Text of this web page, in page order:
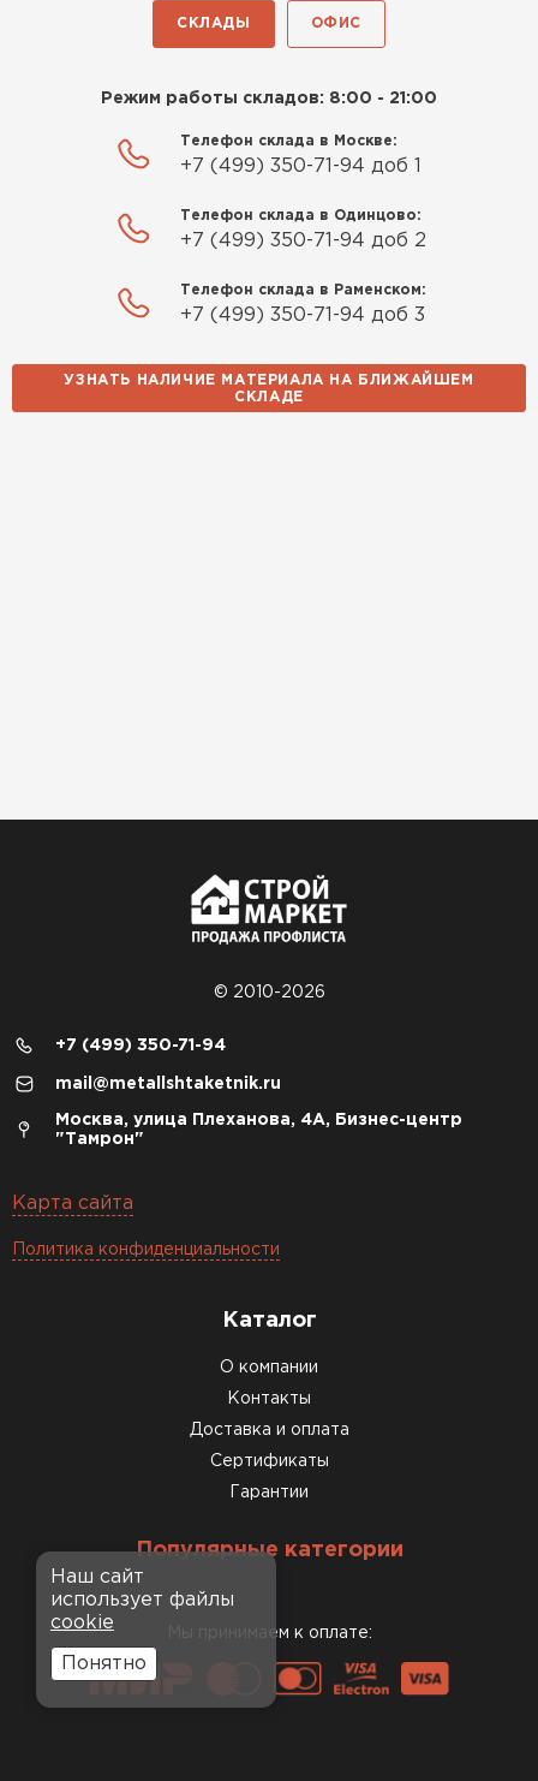
СКЛАДЫ ОФИС
Режим работы складов: 8:00 - 21:00
Телефон склада в Москве:
+7 (499) 350-71-94 доб 1
Телефон склада в Одинцово:
+7 (499) 350-71-94 доб 2
Телефон склада в Раменском:
+7 (499) 350-71-94 доб 3
УЗНАТЬ НАЛИЧИЕ МАТЕРИАЛА НА БЛИЖАЙШЕМ
СКЛАДЕ
© 2010-2026
+7 (499) 350-71-94
mail@metallshtaketnik.ru
Москва, улица Плеханова, 4А, Бизнес-центр
"Тамрон"
Карта сайта
Политика конфиденциальности
Каталог
О компании
Контакты
Доставка и оплата
Сертификаты
Гарантии
Популярные категории
Мы принимаем к оплате:
Наш сайт
использует файлы
cookie
Понятно